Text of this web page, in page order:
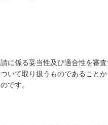
係る妥当性及び適合性を審査
いて取り扱うものであることか
です。